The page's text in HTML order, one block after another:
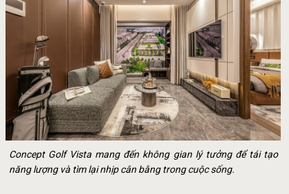
Concept Golf Vista mang đến không gian lý tưởng để tái tạo
năng lượng và tìm lại nhịp cân bằng trong cuộc sống.